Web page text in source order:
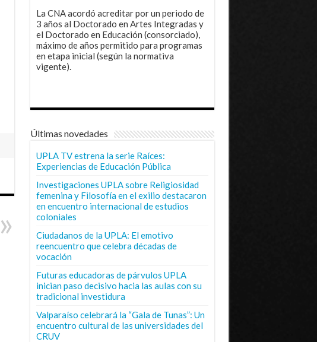
La CNA acordó acreditar por un periodo de
3 años al Doctorado en Artes Integradas y
el Doctorado en Educación (consorciado),
máximo de años permitido para programas
en etapa inicial (según la normativa
vigente).
Últimas novedades
UPLA TV estrena la serie Raíces:
Experiencias de Educación Pública
Investigaciones UPLA sobre Religiosidad
femenina y Filosofía en el exilio destacaron
en encuentro internacional de estudios
coloniales
Ciudadanos de la UPLA: El emotivo
reencuentro que celebra décadas de
vocación
Futuras educadoras de párvulos UPLA
inician paso decisivo hacia las aulas con su
tradicional investidura
Valparaíso celebrará la “Gala de Tunas”: Un
encuentro cultural de las universidades del
CRUV